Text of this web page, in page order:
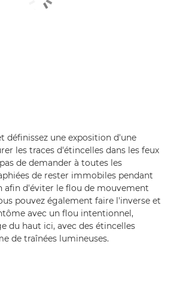
définissez une exposition d'une
les traces d'étincelles dans les feux
de demander à toutes les
de rester immobiles pendant
afin d'éviter le flou de mouvement
pouvez également faire l'inverse et
avec un flou intentionnel,
du haut ici, avec des étincelles
de traînées lumineuses.